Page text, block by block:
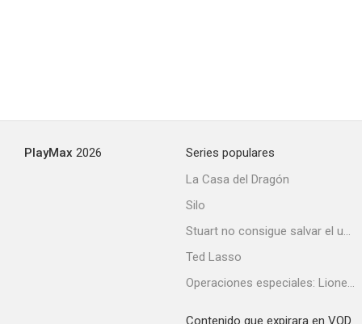
PlayMax 2026
Series populares
La Casa del Dragón
Silo
Stuart no consigue salvar el universo
Ted Lasso
Operaciones especiales: Lioness
Contenido que expirara en VOD